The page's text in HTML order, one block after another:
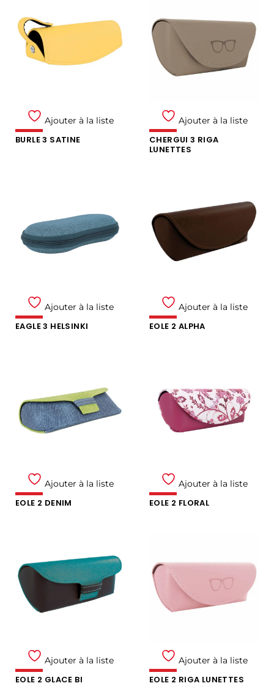
Ajouter à la liste
BURLE 3 SATINE
Ajouter à la liste
CHERGUI 3 RIGA
LUNETTES
Ajouter à la liste
EAGLE 3 HELSINKI
Ajouter à la liste
EOLE 2 ALPHA
Ajouter à la liste
EOLE 2 DENIM
Ajouter à la liste
EOLE 2 FLORAL
Ajouter à la liste
EOLE 2 GLACE BI
Ajouter à la liste
EOLE 2 RIGA LUNETTES